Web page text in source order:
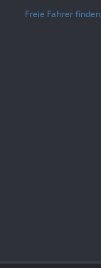
Freie Fahrer finden